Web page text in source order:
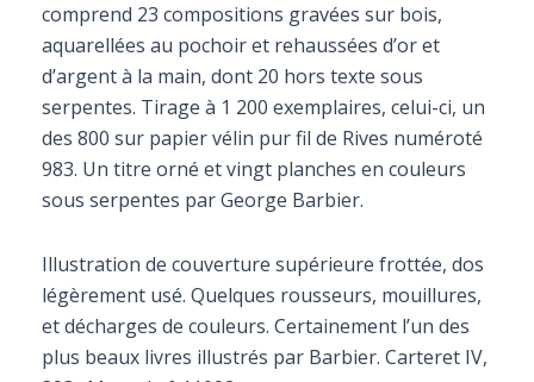
comprend 23 compositions gravées sur bois,
aquarellées au pochoir et rehaussées d’or et
d’argent à la main, dont 20 hors texte sous
serpentes. Tirage à 1 200 exemplaires, celui-ci, un
des 800 sur papier vélin pur fil de Rives numéroté
983. Un titre orné et vingt planches en couleurs
sous serpentes par George Barbier.
Illustration de couverture supérieure frottée, dos
légèrement usé. Quelques rousseurs, mouillures,
et décharges de couleurs. Certainement l’un des
plus beaux livres illustrés par Barbier. Carteret IV,